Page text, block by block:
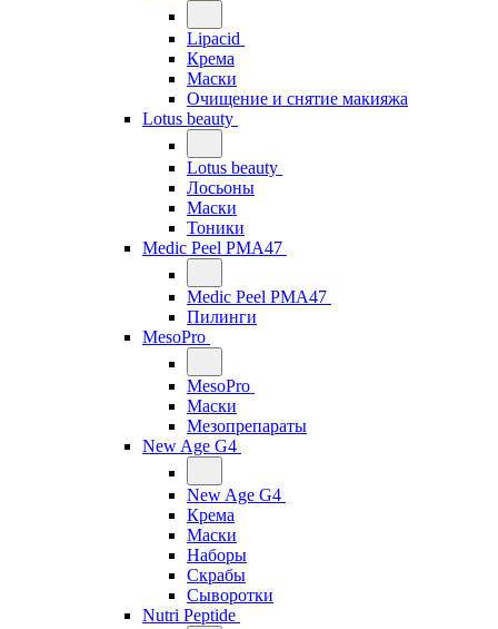
Lipacid
Крема
Маски
Очищение и снятие макияжа
Lotus beauty
Lotus beauty
Лосьоны
Маски
Тоники
Medic Peel PMA47
Medic Peel PMA47
Пилинги
MesoPro
MesoPro
Маски
Мезопрепараты
New Age G4
New Age G4
Крема
Маски
Наборы
Скрабы
Сыворотки
Nutri Peptide